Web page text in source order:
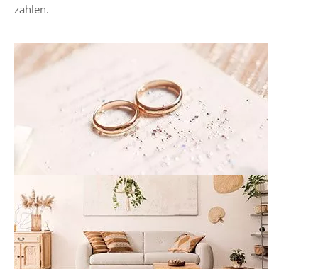
zahlen.